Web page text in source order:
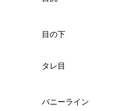
目の下
タレ目
バニーライン